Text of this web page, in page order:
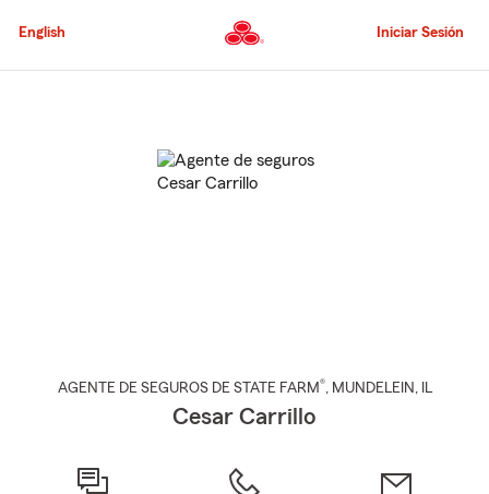
al
principal
English Iniciar Sesión
AGENTE DE SEGUROS DE STATE FARM®, MUNDELEIN , IL
Cesar Carrillo